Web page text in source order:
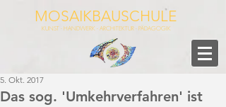
MOSAIKBAUSCHULE
KUNST - HANDWERK - ARCHITEKTUR - PÄDAGOGIK
Das sog. 'Umkehrverfahren' ist
5. Okt. 2017